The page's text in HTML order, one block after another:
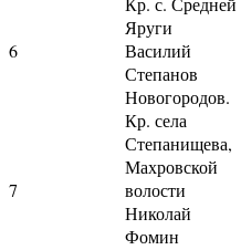
6
Яруги
Василий
Степанов
Новогородов.
7
Кр. села
Степанищева,
Махровской
волости
Николай
Фомин